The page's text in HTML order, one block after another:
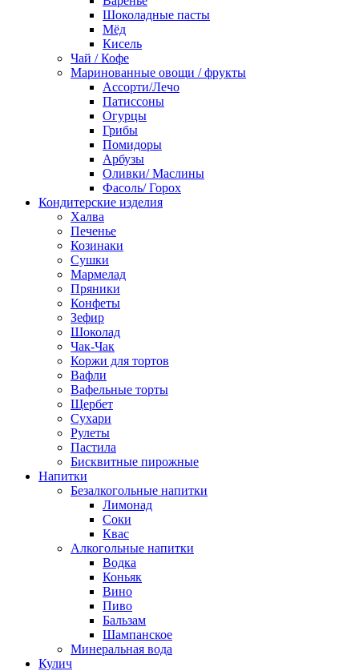
Шоколадные пасты
Мёд
Кисель
Чай / Кофе
Маринованные овощи / фрукты
Ассорти/Лечо
Патиссоны
Огурцы
Грибы
Помидоры
Арбузы
Оливки/ Маслины
Фасоль/ Горох
Кондитерские изделия
Халва
Печенье
Козинаки
Сушки
Мармелад
Пряники
Конфеты
Зефир
Шоколад
Чак-Чак
Коржи для тортов
Вафли
Вафельные торты
Щербет
Сухари
Рулеты
Пастила
Бисквитные пирожные
Напитки
Безалкогольные напитки
Лимонад
Соки
Квас
Алкогольные напитки
Водка
Коньяк
Вино
Пиво
Бальзам
Шампанское
Минеральная вода
Кулич